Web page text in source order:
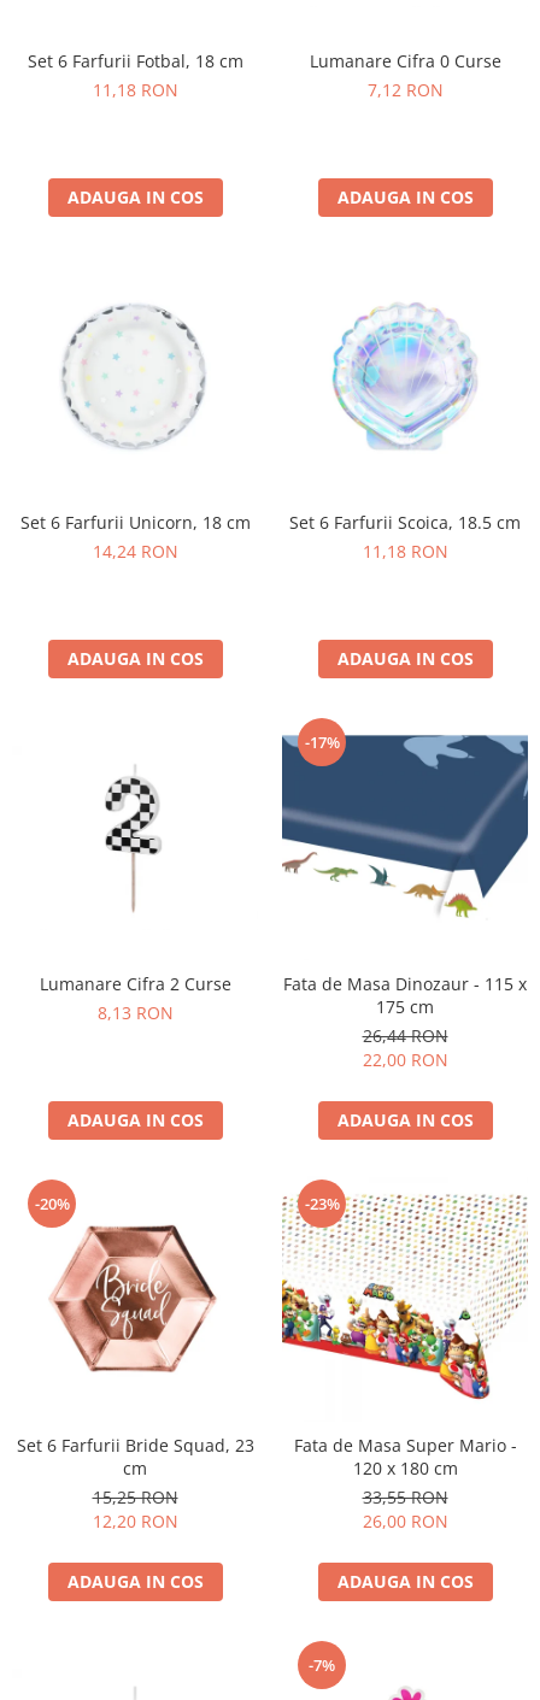
Petrecere Super Mario
Petrecere Supereroi
Petrecere Ferma Animalelor
Petrecere Lovely Swan
Petrecere Mica Sirena
Petrecere Minnie Mouse
Petrecere Pisicute
Petrecere Printese Disney
Petreceri Adulti
Pastel Party
Petrecere Mexicana
Petrecere Tropicala
Petrecere 30 ani
Petrecere 40 Ani
Petrecere 50 ani
Baby Shower
Petrecerea Burlacitelor
Petreceri Aniversare
Valentine's Day
Set 6 Farfurii Fotbal, 18 cm
11,18 RON
ADAUGA IN COS
Lumanare Cifra 0 Curse
7,12 RON
ADAUGA IN COS
Set 6 Farfurii Unicorn, 18 cm
14,24 RON
ADAUGA IN COS
Set 6 Farfurii Scoica, 18.5 cm
11,18 RON
ADAUGA IN COS
Lumanare Cifra 2 Curse
8,13 RON
ADAUGA IN COS
-17%
Fata de Masa Dinozaur - 115 x
175 cm
26,44 RON
22,00 RON
ADAUGA IN COS
-20%
Set 6 Farfurii Bride Squad, 23
cm
15,25 RON
12,20 RON
ADAUGA IN COS
-23%
Fata de Masa Super Mario -
120 x 180 cm
33,55 RON
26,00 RON
ADAUGA IN COS
-7%